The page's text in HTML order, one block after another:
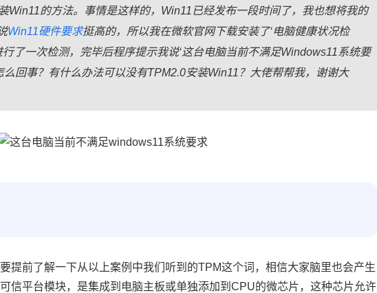
Win11的方法。事情是这样的，Win11已经发布一段时间了，我也想将我的
Win11硬件要求挺高的，所以我在微软官网下载安装了‘电脑健康状况检
了一次检测，完毕后程序提示我说‘这台电脑当前不满足Windows11系统要
么回事？有什么办法可以没有TPM2.0安装Win11？大佬帮帮我，谢谢大
提前了解一下从以上案例中我们听到的TPM这个词，相信大家脑里也会产生
信平台模块，是集成到电脑主板或单独添加到CPU的微芯片，这种芯片允许